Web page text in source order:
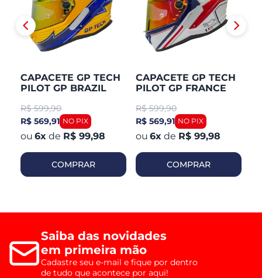
CAPACETE GP TECH
PILOT GP BRAZIL
R$ 599,90
R$ 569,91
6x de R$ 99,98
COMPRAR
CAPACETE GP TECH
PILOT GP FRANCE
R$ 599,90
R$ 569,91
6x de R$ 99,98
COMPRAR
Saiba das novidades
em primeira mão
Cadastre seu e-mail e fique por dentro
de tudo que acontece por aqui!